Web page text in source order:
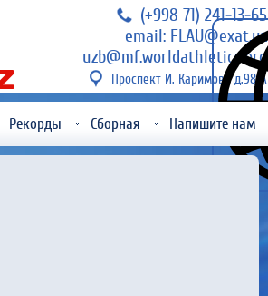
(+998 71) 241-13-65
email: FLAU@exat.uz
uzb@mf.worldathletics.org
Проспект И. Каримова д.98 А
Рекорды Сборная Напишите нам